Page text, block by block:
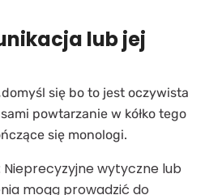
lub jej
się bo to jest oczywista
powtarzanie w kółko tego
się monologi.
Nieprecyzyjne wytyczne lub
mogą prowadzić do